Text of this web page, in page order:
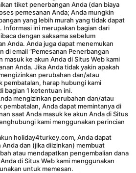
tiket penerbangan Anda (dan biaya
pemesanan Anda; Anda mungkin
yang lebih murah yang tidak dapat
Informasi ini merupakan bagian dari
dengan saksama sebelum
Anda. Anda juga dapat menemukan
di email “Pemesanan Penerbangan
masuk ke akun Anda di Situs Web kami
Anda. Jika Anda tidak yakin apakah
perubahan dan/atau
pembatalan, harap hubungi kami
bagian 1 ketentuan ini.
pembatalan, Anda dapat memintanya di
saat Anda masuk ke akun Anda di Situs
kami menggunakan perincian
dan (jika diizinkan) membuat
atau mendapatkan pengembalian dana
di Situs Web kami menggunakan
untuk memesan.